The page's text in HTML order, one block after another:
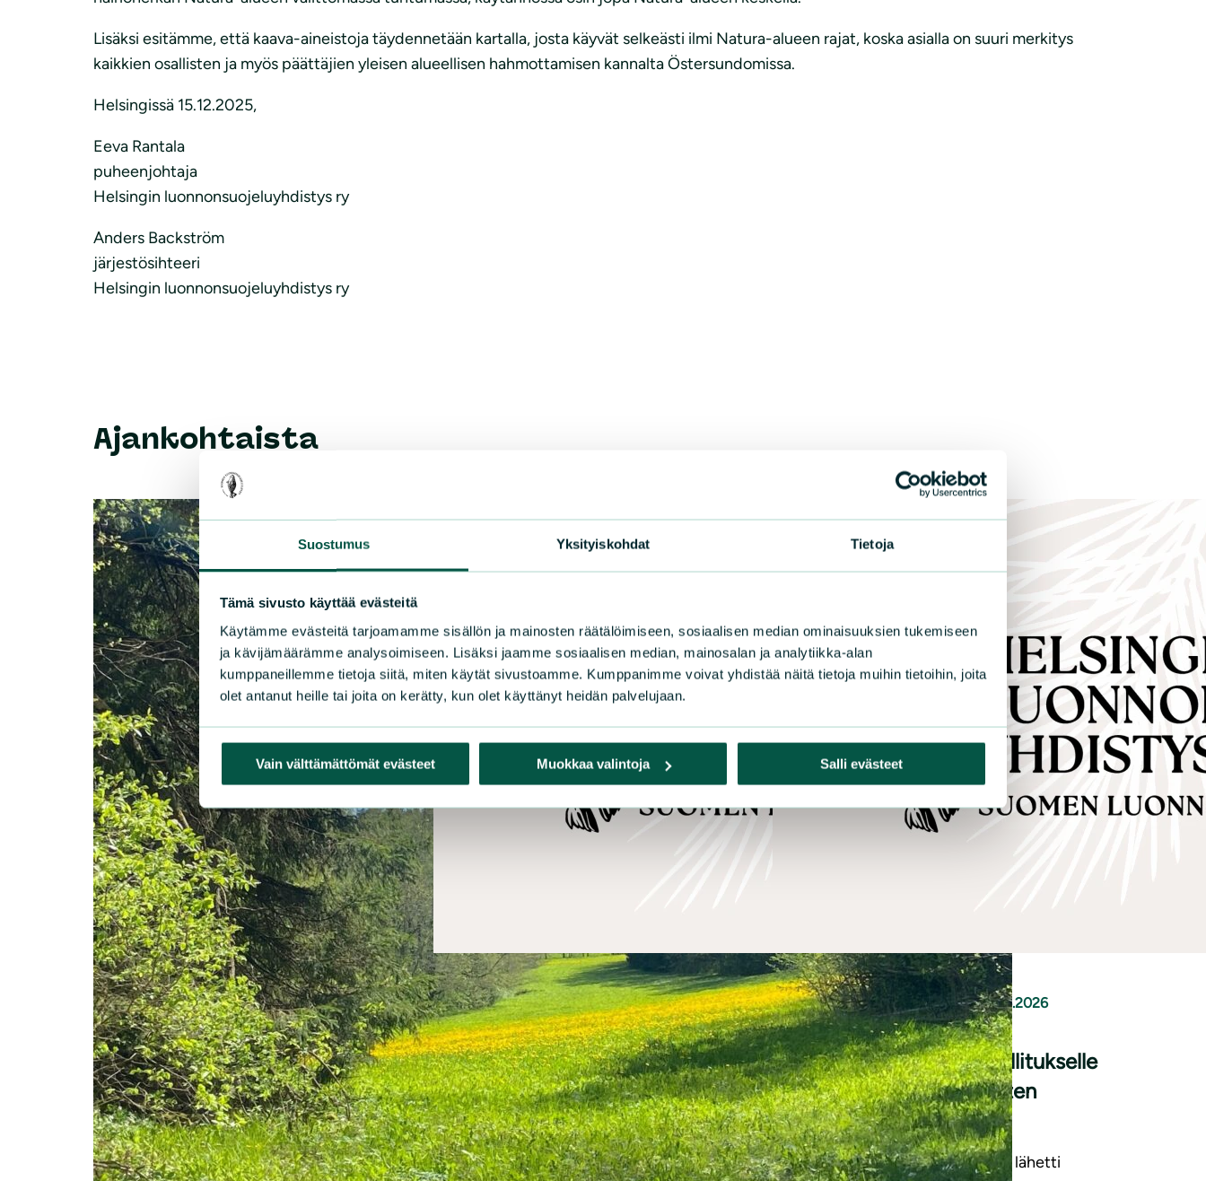
Suostumus Yksityiskohdat Tietoja
Tämä sivusto käyttää evästeitä
Käytämme evästeitä tarjoamamme sisällön ja mainosten räätälöimiseen, sosiaalisen median ominaisuuksien tukemiseen
ja kävijämäärämme analysoimiseen. Lisäksi jaamme sosiaalisen median, mainosalan ja analytiikka-alan
kumppaneillemme tietoja siitä, miten käytät sivustoamme. Kumppanimme voivat yhdistää näitä tietoja muihin tietoihin, joita
olet antanut heille tai joita on kerätty, kun olet käyttänyt heidän palvelujaan.
Vain välttämättömät evästeet Muokkaa valintoja Salli evästeet
Lisäksi esitämme, että kaava-aineistoja täydennetään kartalla, josta käyvät selkeästi ilmi Natura-alueen rajat, koska asialla on suuri merkitys
kaikkien osallisten ja myös päättäjien yleisen alueellisen hahmottamisen kannalta Östersundomissa.
Helsingissä 15.12.2025,
Eeva Rantala
puheenjohtaja
Helsingin luonnonsuojeluyhdistys ry
Anders Backström
järjestösihteeri
Helsingin luonnonsuojeluyhdistys ry
Ajankohtaista
LAUSUNNOT JA KANNANOTOT|18.6.2026
Mielipide Huvilavahdinkuja 3 ja
Ramsinniementie 18 sekä
Furuborginpolun asemakaavan
muutoksen osallistumis- ja
LAUSUNNOT JA KANNANOTOT|12.6.2026
Kannanotto kaupunginhallitukselle
periaatteista datakeskusten
sijoittumiselle Helsinkiin
Helsingin luonnonsuojeluyhdistys lähetti